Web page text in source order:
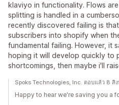
klaviyo in functionality. Flows
splitting is handled in a
recently discovered failing is
subscribers into shopify when
fundamental failing. However, it
hoping it will develop quickly to
shortcomings, then maybe i'll
Spoks Technologies, Inc. ตอบแล้ว 8 สิ
Happy to hear we're saving you a